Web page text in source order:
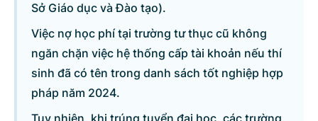
Danh sách câu hỏi
Câu hỏi xem nhiều nhất
Sở Giáo dục và Đào tạo).
Việc nợ học phí tại trường tư thục cũ không
ngăn chặn việc hệ thống cấp tài khoản nếu thí
sinh đã có tên trong danh sách tốt nghiệp hợp
pháp năm 2024.
Tuy nhiên, khi trúng tuyển đại học, các trường